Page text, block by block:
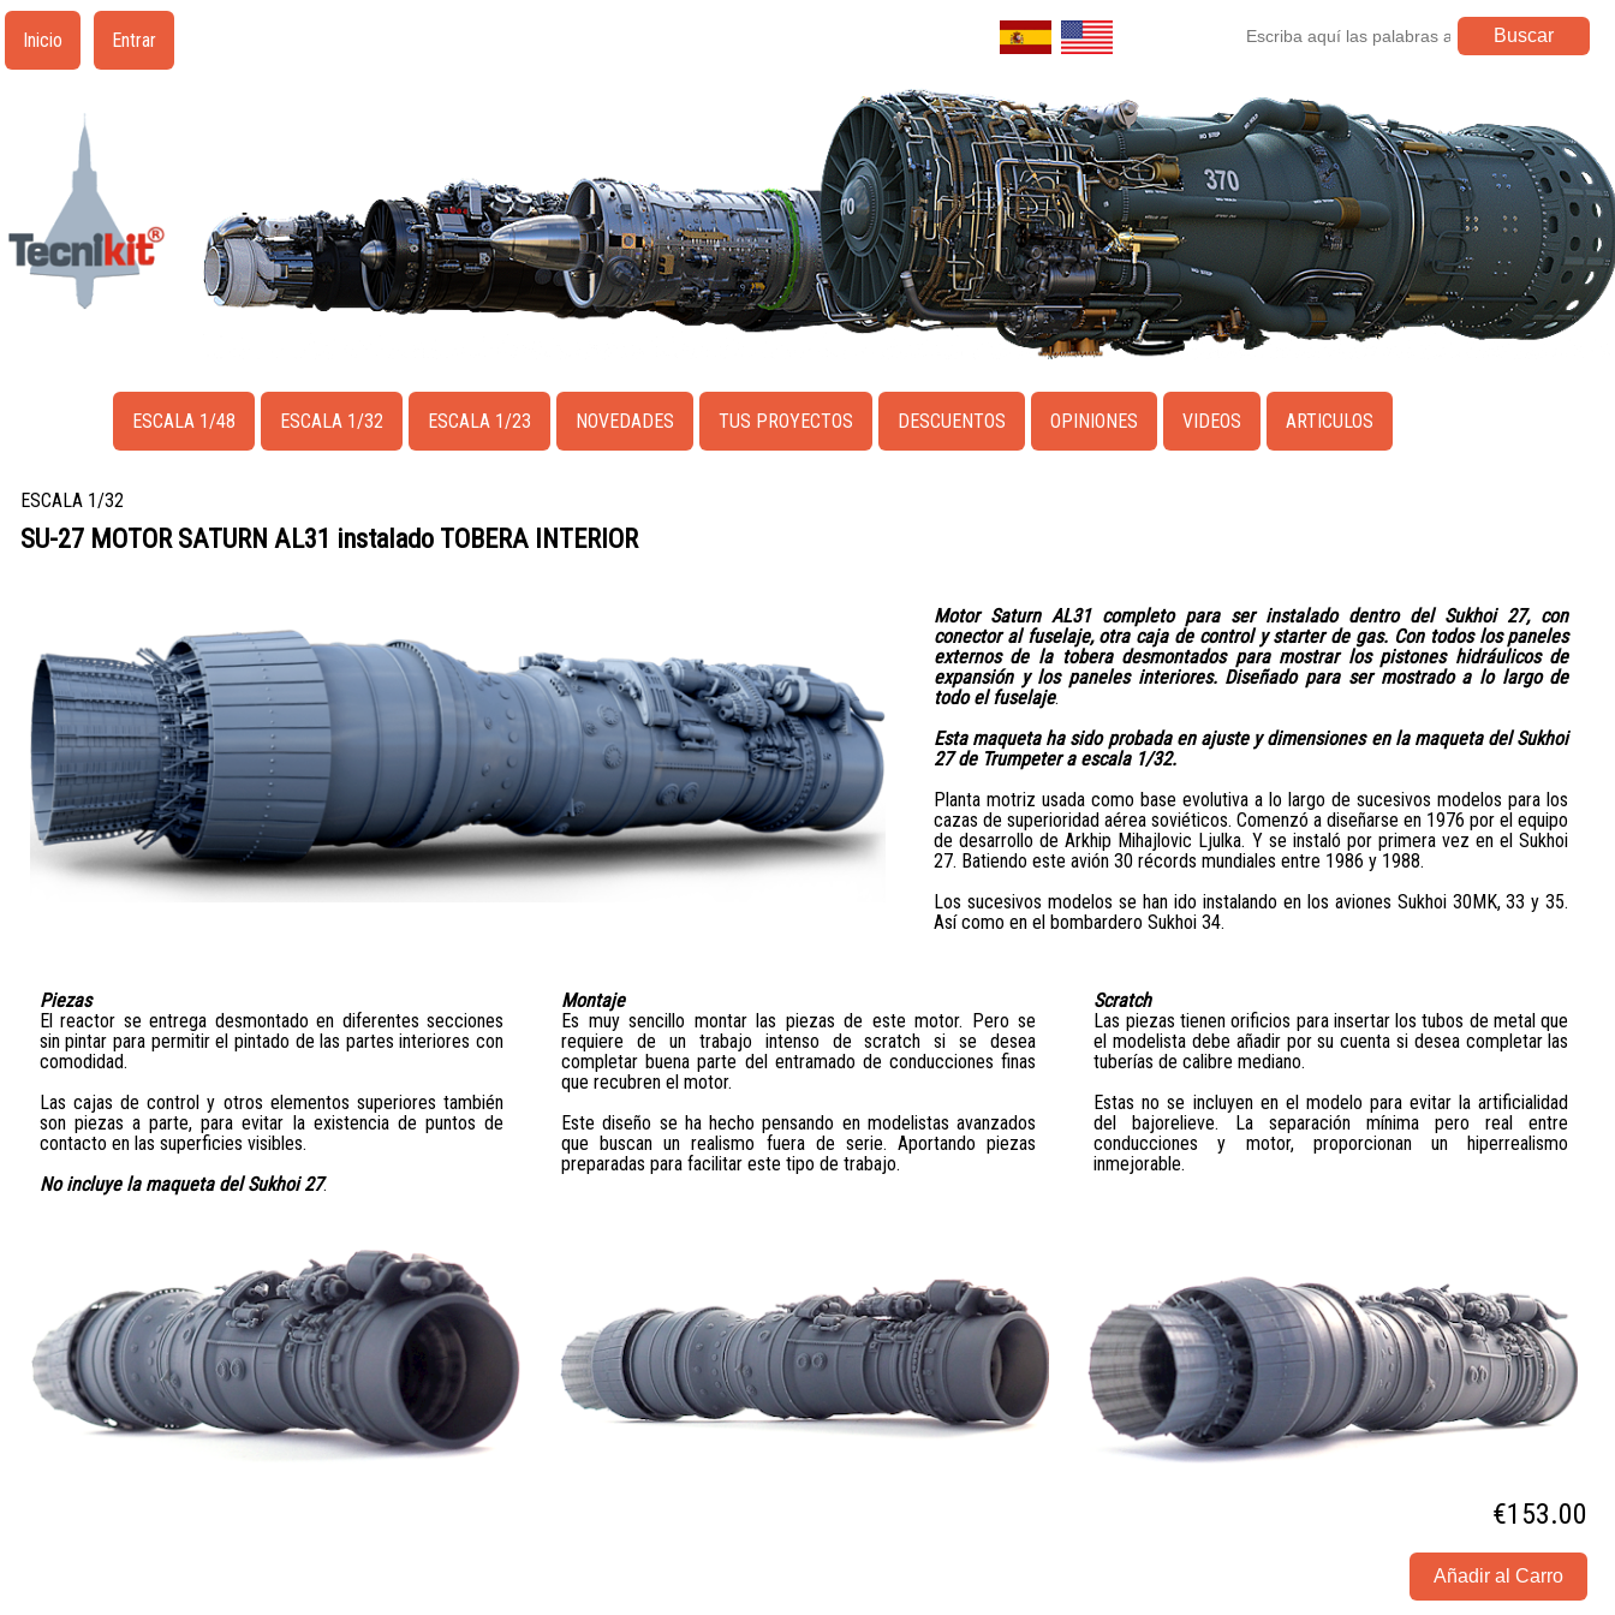
Inicio Entrar
ESCALA 1/48 ESCALA 1/32 ESCALA 1/23 NOVEDADES TUS PROYECTOS DESCUENTOS OPINIONES VIDEOS ARTICULOS
ESCALA 1/32
SU-27 MOTOR SATURN AL31 instalado TOBERA INTERIOR
Motor Saturn AL31 completo para ser instalado dentro del Sukhoi 27, con
conector al fuselaje, otra caja de control y starter de gas. Con todos los paneles
externos de la tobera desmontados para mostrar los pistones hidráulicos de
expansión y los paneles interiores. Diseñado para ser mostrado a lo largo de
todo el fuselaje.
Esta maqueta ha sido probada en ajuste y dimensiones en la maqueta del Sukhoi
27 de Trumpeter a escala 1/32.
Planta motriz usada como base evolutiva a lo largo de sucesivos modelos para los
cazas de superioridad aérea soviéticos. Comenzó a diseñarse en 1976 por el equipo
de desarrollo de Arkhip Mihajlovic Ljulka. Y se instaló por primera vez en el Sukhoi
27. Batiendo este avión 30 récords mundiales entre 1986 y 1988.
Los sucesivos modelos se han ido instalando en los aviones Sukhoi 30MK, 33 y 35.
Así como en el bombardero Sukhoi 34.
Piezas
El reactor se entrega desmontado en diferentes secciones
sin pintar para permitir el pintado de las partes interiores con
comodidad.
Las cajas de control y otros elementos superiores también
son piezas a parte, para evitar la existencia de puntos de
contacto en las superficies visibles.
No incluye la maqueta del Sukhoi 27.
Montaje
Es muy sencillo montar las piezas de este motor. Pero se
requiere de un trabajo intenso de scratch si se desea
completar buena parte del entramado de conducciones finas
que recubren el motor.
Este diseño se ha hecho pensando en modelistas avanzados
que buscan un realismo fuera de serie. Aportando piezas
preparadas para facilitar este tipo de trabajo.
Scratch
Las piezas tienen orificios para insertar los tubos de metal que
el modelista debe añadir por su cuenta si desea completar las
tuberías de calibre mediano.
Estas no se incluyen en el modelo para evitar la artificialidad
del bajorelieve. La separación mínima pero real entre
conducciones y motor, proporcionan un hiperrealismo
inmejorable.
€153.00